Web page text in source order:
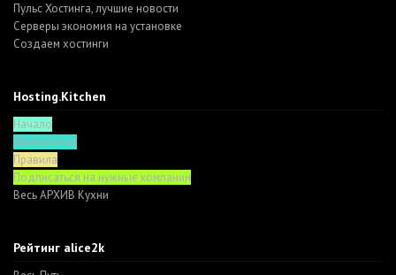
Пульс Хостинга, лучшие новости
Серверы экономия на установке
Создаем хостинги
Hosting.Kitchen
Начало
Функционал
Правила
Подписаться на нужные компании
Весь АРХИВ Кухни
Рейтинг alice2k